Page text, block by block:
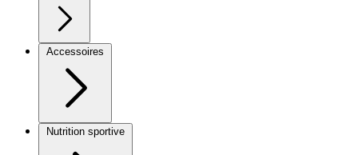
Accessoires
Nutrition sportive